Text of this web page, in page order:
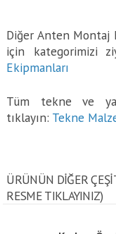
Diğer Anten Montaj
için kategorimizi
Ekipmanları
Tüm tekne ve
tıklayın: Tekne
ÜRÜNÜN DİĞER
RESME TIKLAYINIZ)